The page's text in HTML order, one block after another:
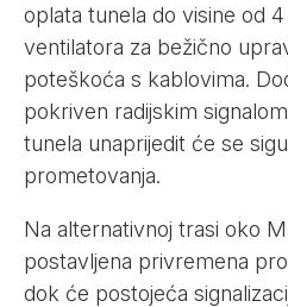
oplata tunela do visine od
ventilatora za bežično
poteškoća s kablovima.
pokriven radijskim
tunela unaprijedit će se
prometovanja.
Na alternativnoj trasi oko
postavljena privremena
dok će postojeća